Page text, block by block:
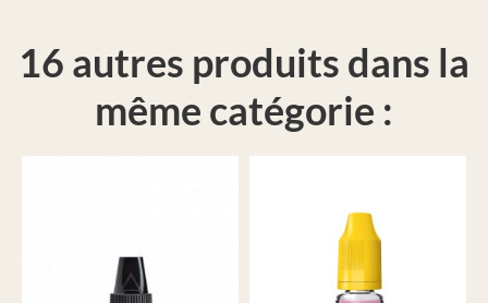
16 autres produits dans la
même catégorie :